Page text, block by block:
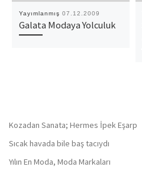
Yayımlanmış 07.12.2009
Galata Modaya Yolculuk
Kozadan Sanata; Hermes İpek Eşarp
Sıcak havada bile baş tacıydı
Yılın En Moda, Moda Markaları